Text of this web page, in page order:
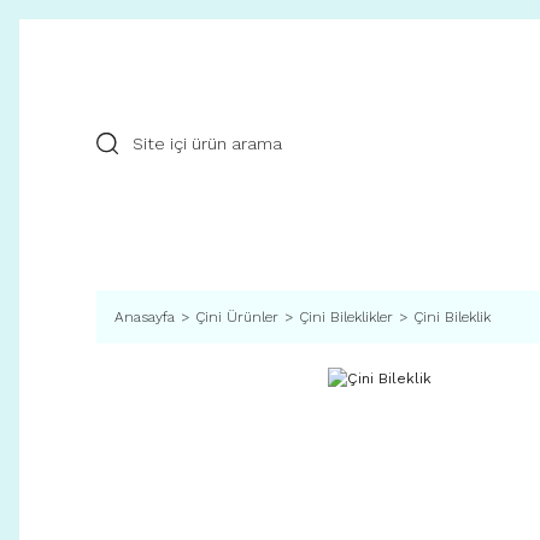
Anasayfa Çini Ürünler Çini Bileklikler Çini Bileklik